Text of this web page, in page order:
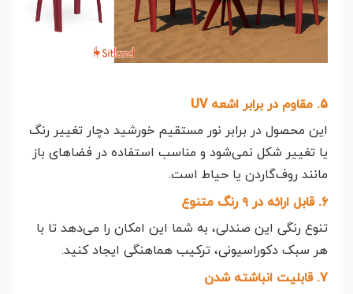
5. مقاوم در برابر اشعه UV
این محصول در برابر نور مستقیم خورشید دچار تغییر رنگ
یا تغییر شکل نمی‌شود و مناسب استفاده در فضاهای باز
مانند روف‌گاردن یا حیاط است.
6. قابل ارائه در ۹ رنگ متنوع
تنوع رنگی این صندلی، به شما این امکان را می‌دهد تا با
هر سبک دکوراسیونی، ترکیب هماهنگی ایجاد کنید.
7. قابلیت انباشته شدن